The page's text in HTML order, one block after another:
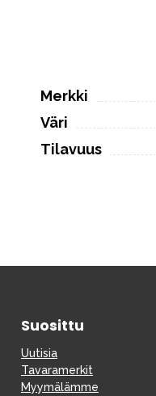
Merkki
Väri
Tilavuus
Suosittu
Uutisia
Tavaramerkit
Myymälämme